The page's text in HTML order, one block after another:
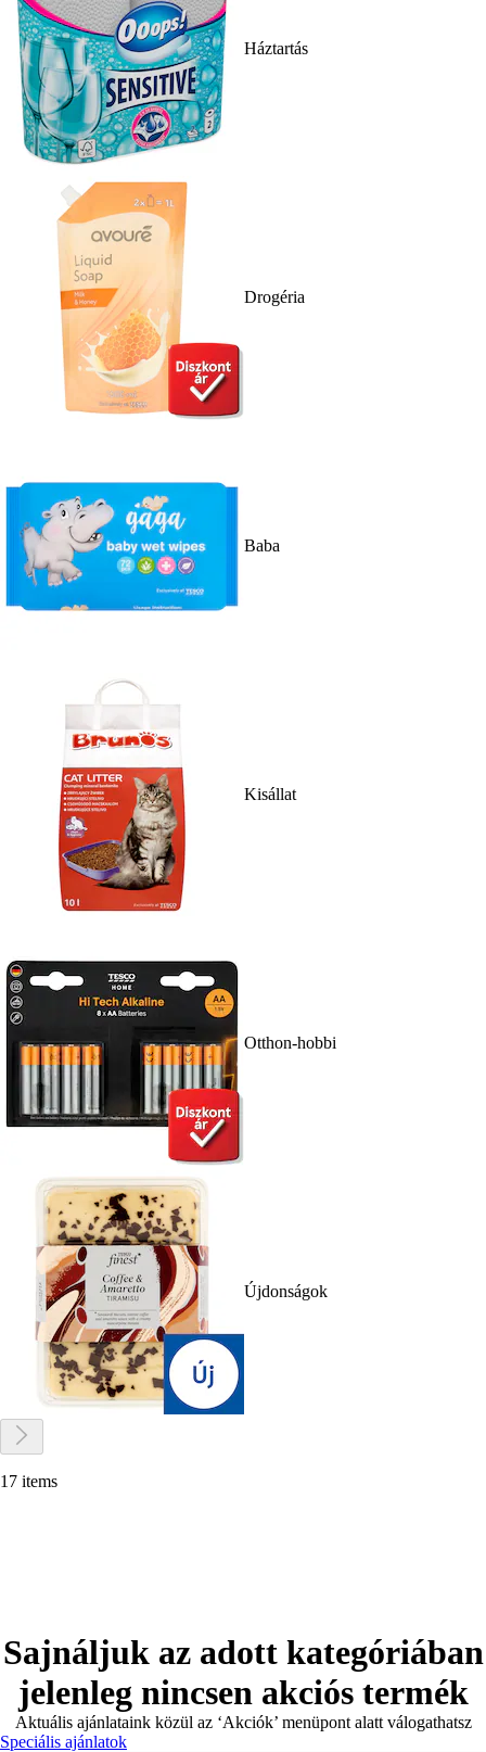
Háztartás
Drogéria
Baba
Kisállat
Otthon-hobbi
Újdonságok
17 items
Sajnáljuk az adott kategóriában
jelenleg nincsen akciós termék
Aktuális ajánlataink közül az ‘Akciók’ menüpont alatt válogathatsz
Speciális ajánlatok